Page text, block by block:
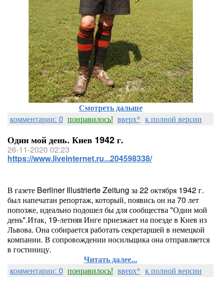
Смотреть дальше
комментарии: 0 понравилось! вверх^ к полной версии
Один мой день. Киев 1942 г.
26-11-2020 02:23
https://www.liveinternet.ru...204598338/
В газете Berliner Illustrierte Zeitung за 22 октября 1942 г.
был напечатан репортаж, который, появись он на 70 лет
попозже, идеально подошел бы для сообщества "Один мой
день".Итак, 19-летняя Инге приезжает на поезде в Киев из
Львова. Она собирается работать секретаршей в немецкой
компании. В сопровождении носильщика она отправляется
в гостиницу.
Читать далее...
комментарии: 0 понравилось! вверх^ к полной версии